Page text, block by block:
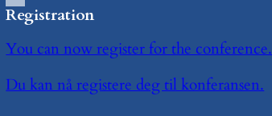
Registration
You can now register for the conference.
Du kan nå registere deg til konferansen.